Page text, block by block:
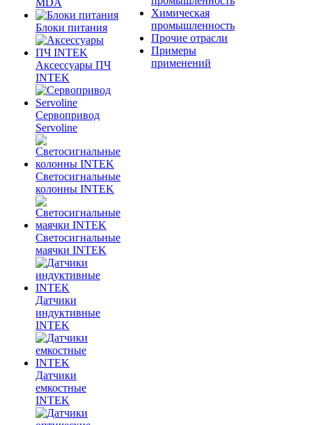
MDA
Блоки питания
Аксессуары ПЧ
INTEK
Сервопривод
Servoline
Светосигнальные
колонны INTEK
Светосигнальные
маячки INTEK
Датчики
индуктивные
INTEK
Датчики
емкостные
INTEK
Химическая
промышленность
Прочие отрасли
Примеры
применений